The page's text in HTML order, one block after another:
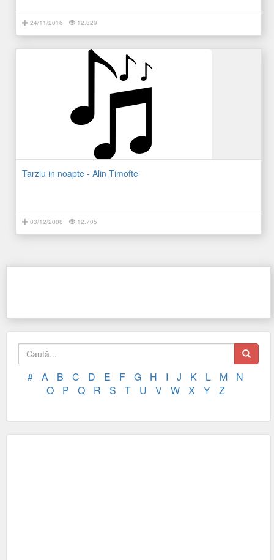
24/11/2016 12.829
Tarziu in noapte - Alin Timofte
03/12/2008 12.705
# A B C D E F G H I J K L M
N
O
P Q R S T U V W X Y Z